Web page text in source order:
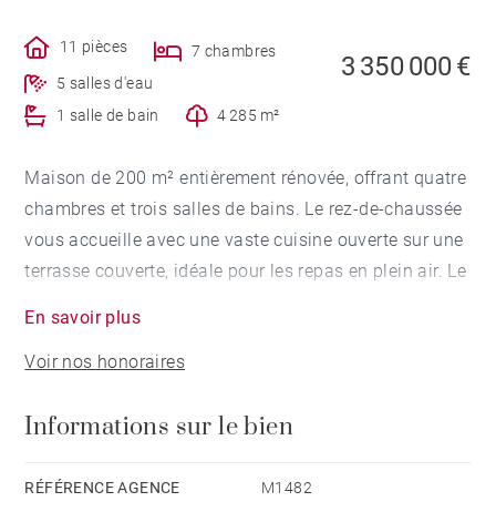
11 pièces
7 chambres
5 salles d'eau
1 salle de bain
4 285 m²
3 350 000 €
Maison de 200 m² entièrement rénovée, offrant quatre
chambres et trois salles de bains. Le rez-de-chaussée
vous accueille avec une vaste cuisine ouverte sur une
terrasse couverte, idéale pour les repas en plein air. Le
sur les Pyrénées et sur le jardin. Ce niveau comprend
également une chambre, une salle de bains, et un
spacieuse suite parentale avec salle de bains, deux
En savoir plus
Voir nos honoraires
Informations sur le bien
RÉFÉRENCE AGENCE M1482